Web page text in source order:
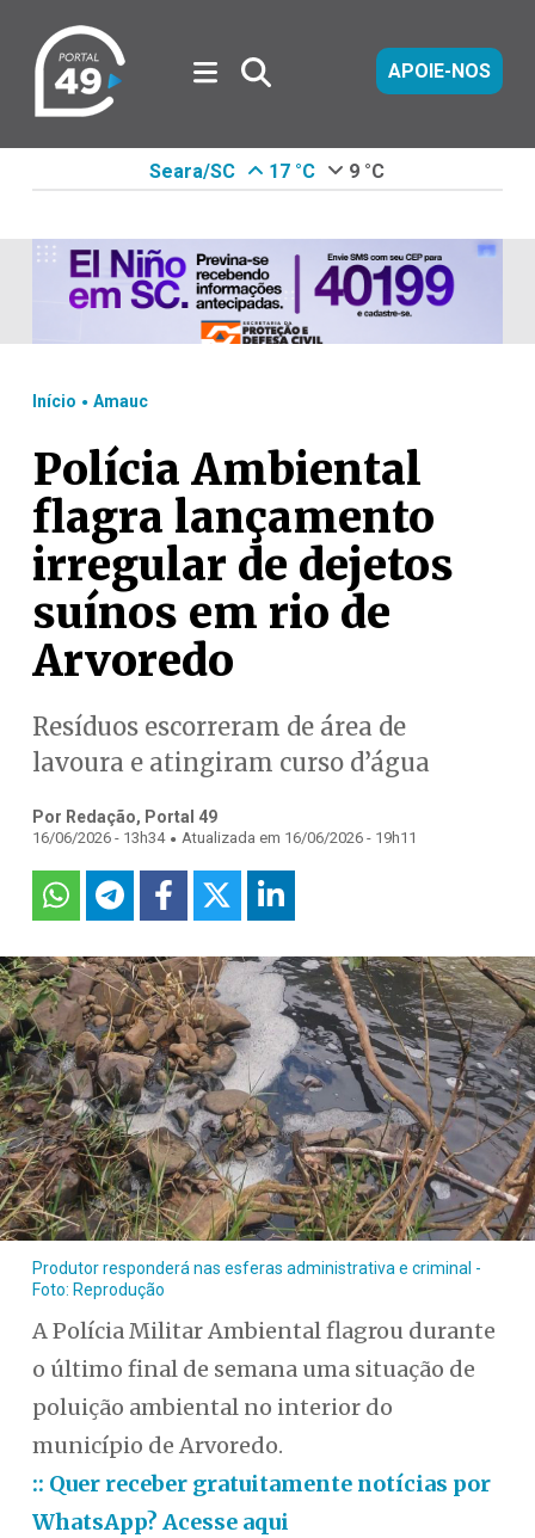
APOIE-NOS
Seara/SC 17 °C 9 °C
Início . Amauc
Polícia Ambiental
flagra lançamento
irregular de dejetos
suínos em rio de
Arvoredo
Resíduos escorreram de área de
lavoura e atingiram curso d’água
Por Redação, Portal 49
16/06/2026 - 13h34 . Atualizada em 16/06/2026 - 19h11
Produtor responderá nas esferas administrativa e criminal -
Foto: Reprodução
A Polícia Militar Ambiental flagrou durante
o último final de semana uma situação de
poluição ambiental no interior do
município de Arvoredo.
:: Quer receber gratuitamente notícias por
WhatsApp? Acesse aqui